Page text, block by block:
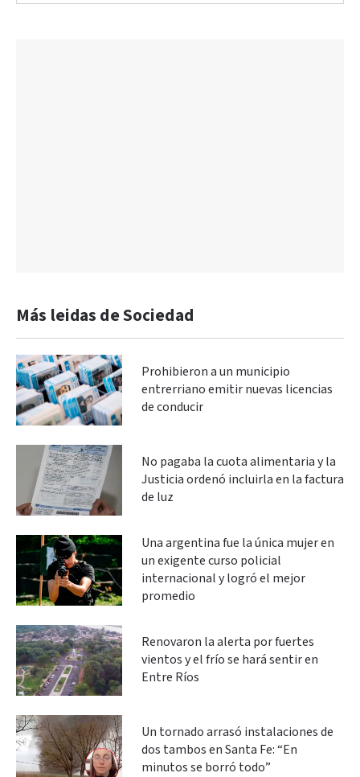
Más leidas de Sociedad
Prohibieron a un municipio
entrerriano emitir nuevas licencias
de conducir
No pagaba la cuota alimentaria y la
Justicia ordenó incluirla en la factura
de luz
Una argentina fue la única mujer en
un exigente curso policial
internacional y logró el mejor
promedio
Renovaron la alerta por fuertes
vientos y el frío se hará sentir en
Entre Ríos
Un tornado arrasó instalaciones de
dos tambos en Santa Fe: “En
minutos se borró todo”